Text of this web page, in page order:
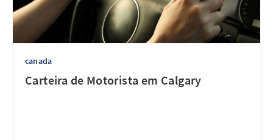
canada
Carteira de Motorista em Calgary